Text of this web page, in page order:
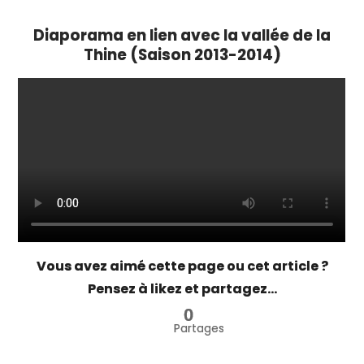
Diaporama en lien avec la vallée de la
Thine (Saison 2013-2014)
Vous avez aimé cette page ou cet article ?
Pensez à likez et partagez...
0
Partages